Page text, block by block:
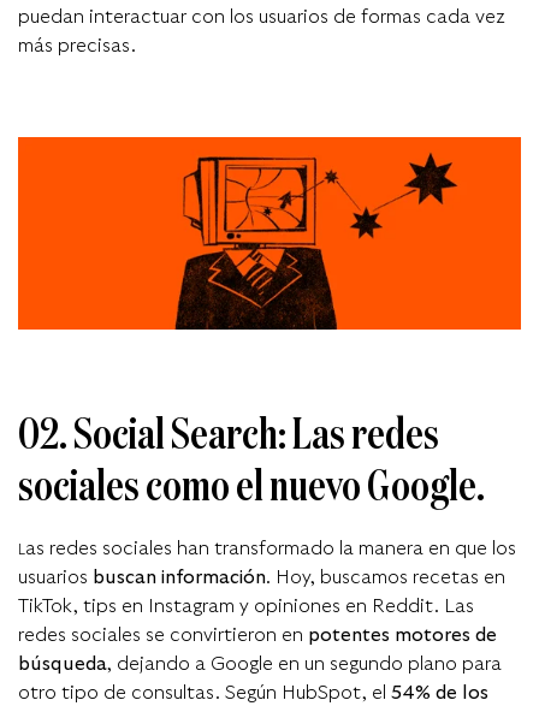
puedan interactuar con los usuarios de formas cada vez
más precisas.
02. Social Search: Las redes
sociales como el nuevo Google.
as redes sociales han transformado la manera en que los
usuarios buscan información. Hoy, buscamos recetas en
TikTok, tips en Instagram y opiniones en Reddit. Las
redes sociales se convirtieron en potentes motores de
búsqueda, dejando a Google en un segundo plano para
otro tipo de consultas. Según HubSpot, el 54% de los